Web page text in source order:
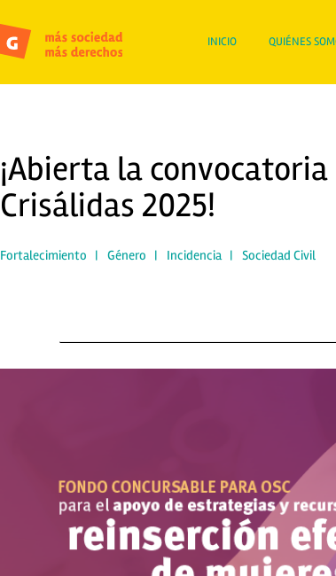
INICIO QUIÉNES
¡Abierta la
Crisálidas 2025!
Fortalecimiento | Género | Incidencia | Sociedad Civil